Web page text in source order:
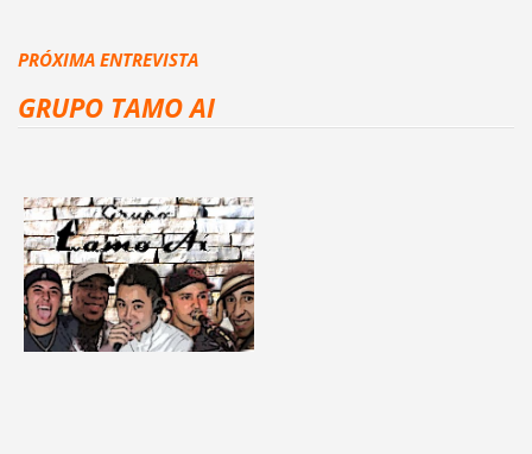
PRÓXIMA ENTREVISTA
GRUPO TAMO AI